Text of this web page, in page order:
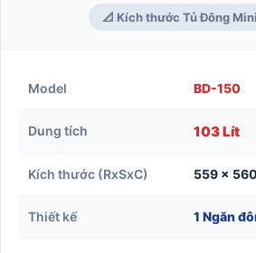
📐 Kích thước Tủ Đông
Model BD-150
Dung tích 103 Lít
Kích thước (RxSxC) 559 x
Thiết kế 1 Ngăn